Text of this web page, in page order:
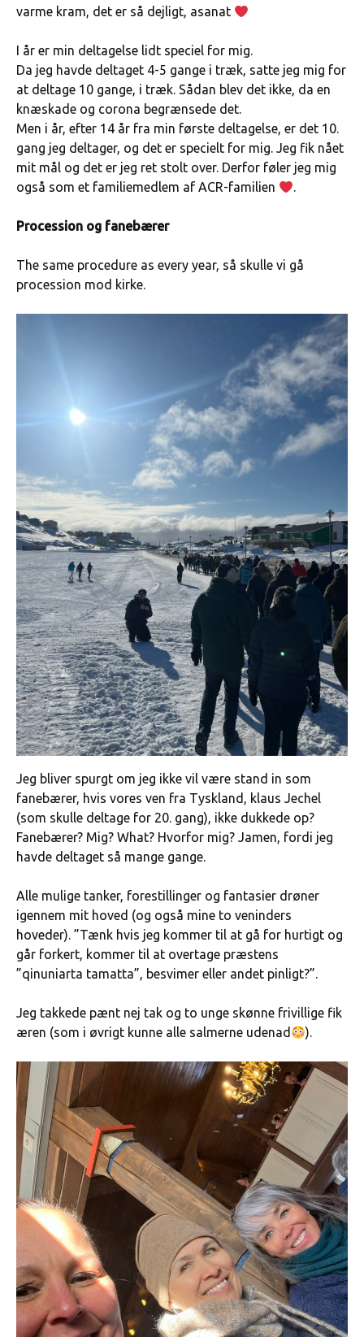
varme kram, det er så dejligt, asanat
I år er min deltagelse lidt speciel for mig.
Da jeg havde deltaget 4-5 gange i træk, satte jeg mig for
at deltage 10 gange, i træk. Sådan blev det ikke, da en
knæskade og corona begrænsede det.
Men i år, efter 14 år fra min første deltagelse, er det 10.
gang jeg deltager, og det er specielt for mig. Jeg fik nået
mit mål og det er jeg ret stolt over. Derfor føler jeg mig
også som et familiemedlem af ACR-familien
.
Procession og fanebærer
The same procedure as every year, så skulle vi gå
procession mod kirke.
Jeg bliver spurgt om jeg ikke vil være stand in som
fanebærer, hvis vores ven fra Tyskland, klaus Jechel
(som skulle deltage for 20. gang), ikke dukkede op?
Fanebærer? Mig? What? Hvorfor mig? Jamen, fordi jeg
havde deltaget så mange gange.
Alle mulige tanker, forestillinger og fantasier drøner
igennem mit hoved (og også mine to veninders
hoveder). ”Tænk hvis jeg kommer til at gå for hurtigt og
går forkert, kommer til at overtage præstens
”qinuniarta tamatta”, besvimer eller andet pinligt?”.
Jeg takkede pænt nej tak og to unge skønne frivillige fik
æren (som i øvrigt kunne alle salmerne udenad
).